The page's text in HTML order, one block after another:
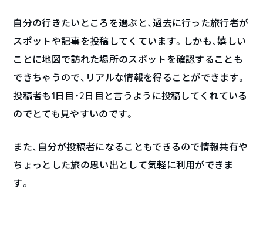
自分の行きたいところを選ぶと、過去に行った旅行者が
スポットや記事を投稿してくています。しかも、嬉しい
ことに地図で訪れた場所のスポットを確認することも
できちゃうので、リアルな情報を得ることができます。
投稿者も1日目・2日目と言うように投稿してくれている
のでとても見やすいのです。
また、自分が投稿者になることもできるので情報共有や
ちょっとした旅の思い出として気軽に利用ができま
す。